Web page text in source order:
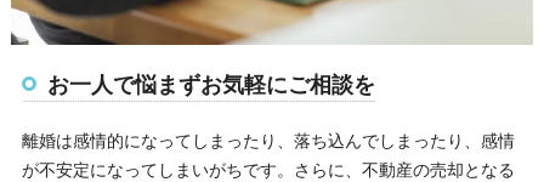
お一人で悩まずお気軽にご相談を
離婚は感情的になってしまったり、落ち込んでしまったり、感情
が不安定になってしまいがちです。さらに、不動産の売却となる